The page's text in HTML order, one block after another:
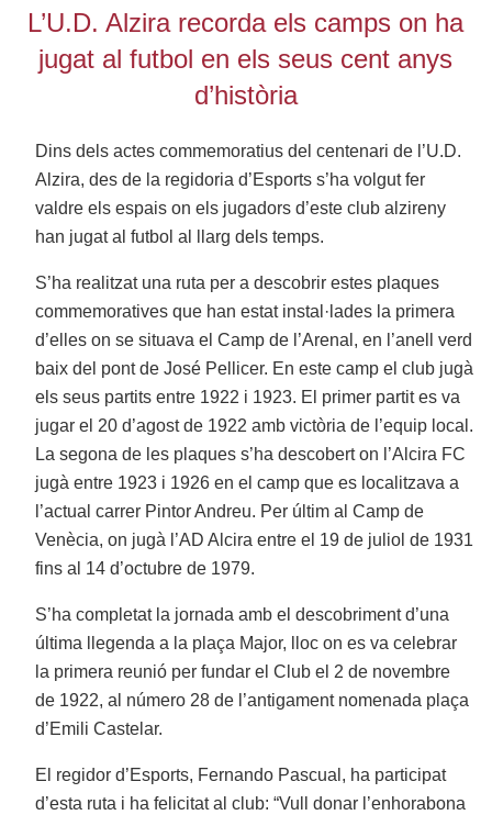
L’U.D. Alzira recorda els camps on ha
jugat al futbol en els seus cent anys
d’història
Dins dels actes commemoratius del centenari de l’U.D.
Alzira, des de la regidoria d’Esports s’ha volgut fer
valdre els espais on els jugadors d’este club alzireny
han jugat al futbol al llarg dels temps.
S’ha realitzat una ruta per a descobrir estes plaques
commemoratives que han estat instal·lades la primera
d’elles on se situava el Camp de l’Arenal, en l’anell verd
baix del pont de José Pellicer. En este camp el club jugà
els seus partits entre 1922 i 1923. El primer partit es va
jugar el 20 d’agost de 1922 amb victòria de l’equip local.
La segona de les plaques s’ha descobert on l’Alcira FC
jugà entre 1923 i 1926 en el camp que es localitzava a
l’actual carrer Pintor Andreu. Per últim al Camp de
Venècia, on jugà l’AD Alcira entre el 19 de juliol de 1931
fins al 14 d’octubre de 1979.
S’ha completat la jornada amb el descobriment d’una
última llegenda a la plaça Major, lloc on es va celebrar
la primera reunió per fundar el Club el 2 de novembre
de 1922, al número 28 de l’antigament nomenada plaça
d’Emili Castelar.
El regidor d’Esports, Fernando Pascual, ha participat
d’esta ruta i ha felicitat al club: “Vull donar l’enhorabona